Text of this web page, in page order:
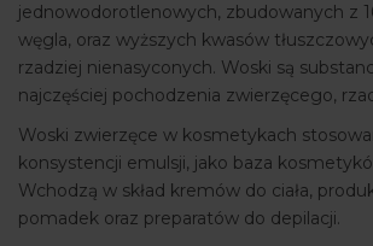
jednowodorotlenowych, zbudowanych z
węgla, oraz wyższych kwasów
rzadziej nienasyconych. Woski są
najczęściej pochodzenia zwierzęcego,
Woski zwierzęce w kosmetykach
konsystencji emulsji, jako baza
Wchodzą w skład kremów do ciała,
pomadek oraz preparatów do depilacji.